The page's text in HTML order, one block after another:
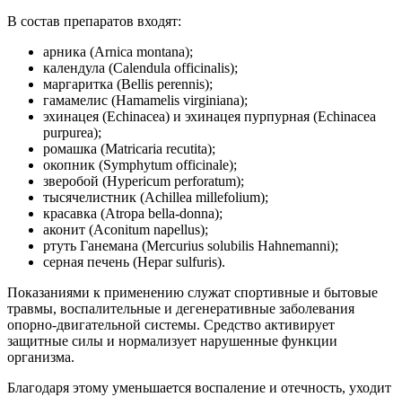
В состав препаратов входят:
арника (Arnica montana);
календула (Calendula officinalis);
маргаритка (Bellis perennis);
гамамелис (Hamamelis virginiana);
эхинацея (Echinacea) и эхинацея пурпурная (Echinacea
purpurea);
ромашка (Matricaria recutita);
окопник (Symphytum officinale);
зверобой (Hypericum perforatum);
тысячелистник (Achillea millefolium);
красавка (Atropa bella-donna);
аконит (Aconitum napellus);
ртуть Ганемана (Mercurius solubilis Hahnemanni);
серная печень (Hepar sulfuris).
Показаниями к применению служат спортивные и бытовые
травмы, воспалительные и дегенеративные заболевания
опорно-двигательной системы. Средство активирует
защитные силы и нормализует нарушенные функции
организма.
Благодаря этому уменьшается воспаление и отечность, уходит